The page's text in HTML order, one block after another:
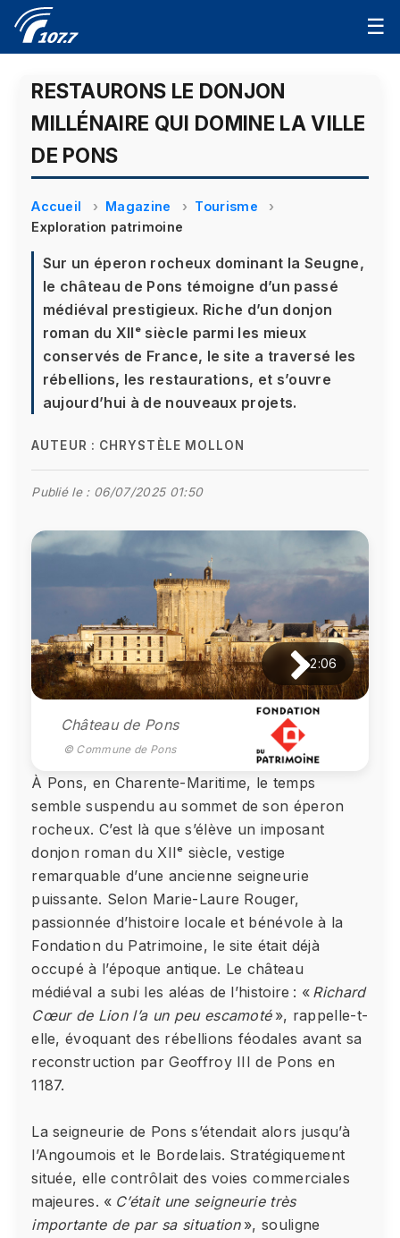
☰
RESTAURONS LE DONJON
MILLÉNAIRE QUI DOMINE LA VILLE
DE PONS
Accueil Magazine
Tourisme
Exploration patrimoine
Sur un éperon rocheux dominant la Seugne,
le château de Pons témoigne d’un passé
médiéval prestigieux. Riche d’un donjon
roman du XIIᵉ siècle parmi les mieux
conservés de France, le site a traversé les
rébellions, les restaurations, et s’ouvre
aujourd’hui à de nouveaux projets.
AUTEUR : CHRYSTÈLE MOLLON
Publié le : 06/07/2025 01:50
2:06
Château de Pons
© Commune de Pons
À Pons, en Charente-Maritime, le temps
semble suspendu au sommet de son éperon
rocheux. C’est là que s’élève un imposant
donjon roman du XIIᵉ siècle, vestige
remarquable d’une ancienne seigneurie
puissante. Selon Marie-Laure Rouger,
passionnée d’histoire locale et bénévole à la
Fondation du Patrimoine, le site était déjà
occupé à l’époque antique. Le château
médiéval a subi les aléas de l’histoire : « Richard
Cœur de Lion l’a un peu escamoté», rappelle-t-
elle, évoquant des rébellions féodales avant sa
reconstruction par Geoffroy III de Pons en
1187.
La seigneurie de Pons s’étendait alors jusqu’à
l’Angoumois et le Bordelais. Stratégiquement
située, elle contrôlait des voies commerciales
majeures. « C’était une seigneurie très
importante de par sa situation», souligne